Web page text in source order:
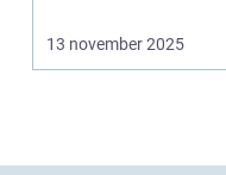
13 november 2025